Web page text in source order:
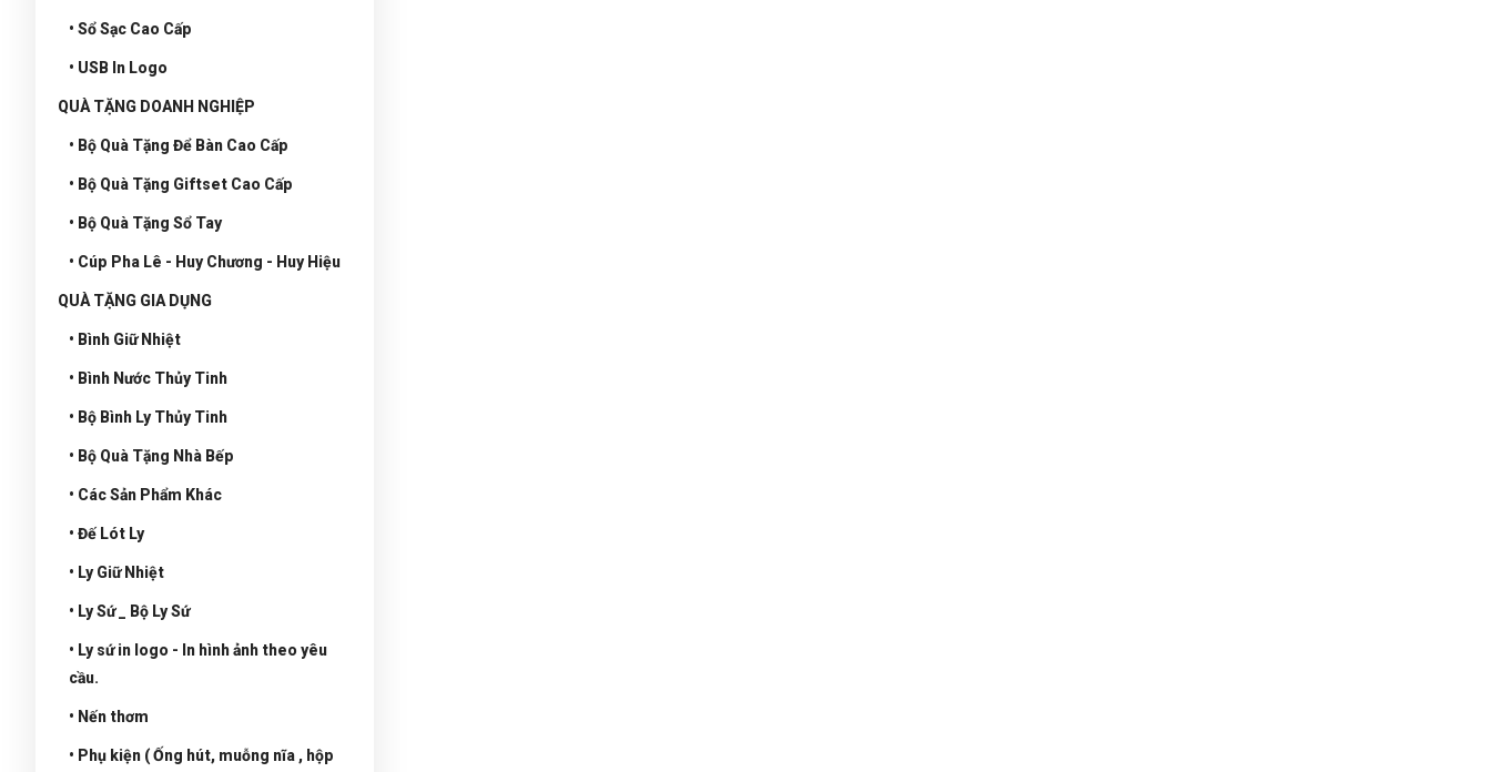
• Sổ Sạc Cao Cấp
• USB In Logo
QUÀ TẶNG DOANH NGHIỆP
• Bộ Quà Tặng Để Bàn Cao Cấp
• Bộ Quà Tặng Giftset Cao Cấp
• Bộ Quà Tặng Sổ Tay
• Cúp Pha Lê - Huy Chương - Huy Hiệu
QUÀ TẶNG GIA DỤNG
• Bình Giữ Nhiệt
• Bình Nước Thủy Tinh
• Bộ Bình Ly Thủy Tinh
• Bộ Quà Tặng Nhà Bếp
• Các Sản Phẩm Khác
• Đế Lót Ly
• Ly Giữ Nhiệt
• Ly Sứ _ Bộ Ly Sứ
• Ly sứ in logo - In hình ảnh theo yêu
cầu.
• Nến thơm
• Phụ kiện ( Ống hút, muỗng nĩa , hộp